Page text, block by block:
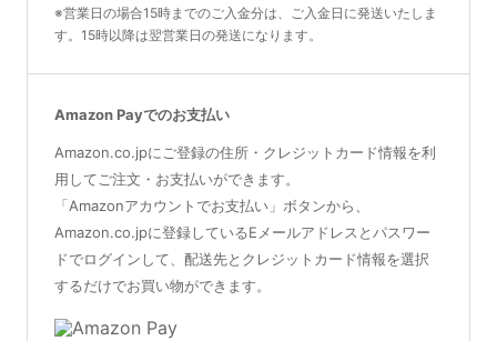
※営業日の場合15時までのご入金分は、ご入金日に発送いたしま
す。15時以降は翌営業日の発送になります。
Amazon Payでのお支払い
Amazon.co.jpにご登録の住所・クレジットカード情報を利
用してご注文・お支払いができます。
「Amazonアカウントでお支払い」ボタンから、
Amazon.co.jpに登録しているEメールアドレスとパスワー
ドでログインして、配送先とクレジットカード情報を選択
するだけでお買い物ができます。